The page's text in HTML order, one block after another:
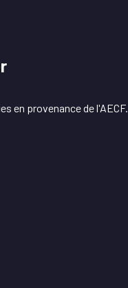
en provenance de l'AECF.